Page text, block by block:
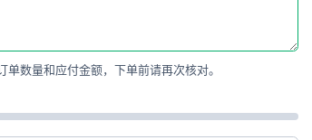
数量和应付金额，下单前请再次核对。